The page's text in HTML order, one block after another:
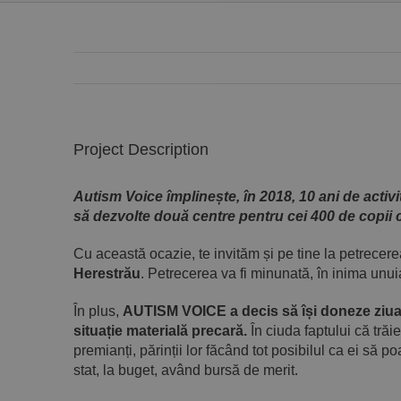
Project Description
Autism Voice împlinește, în 2018, 10 ani de
să dezvolte două centre pentru cei 400 de
Cu această ocazie, te invităm și pe tine la
Herestrău. Petrecerea va fi minunată, în inima
În plus, AUTISM VOICE a decis să își doneze
situație materială precară. În ciuda faptului că
premianți, părinții lor făcând tot posibilul ca ei să
stat, la buget, având bursă de merit.